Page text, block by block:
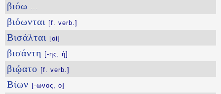
βιόω ...
βιόωνται [f. verb.]
Βισάλται [οἱ]
βισάντη [-ης, ἡ]
βιῴατο [f. verb.]
Βίων [-ωνος, ὁ]